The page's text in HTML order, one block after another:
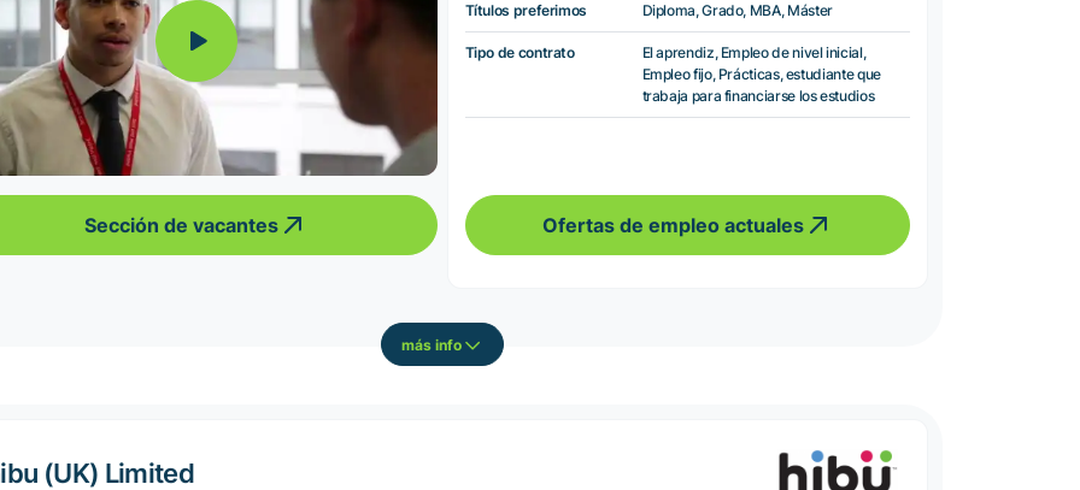
Sección de vacantes
Títulos preferimos Diploma, Grado, MBA, Máster
Tipo de contrato
El aprendiz, Empleo de nivel inicial,
Empleo fijo, Prácticas, estudiante que
trabaja para financiarse los estudios
Ofertas de empleo actuales
más info
(UK) Limited